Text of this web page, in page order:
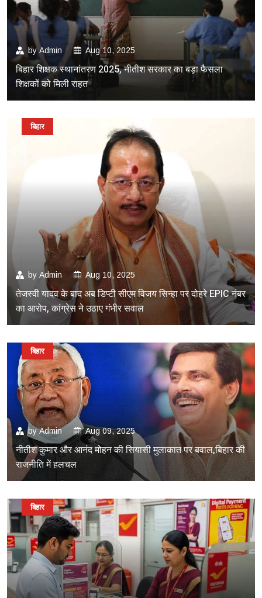
byAdmin Aug 10, 2025
बिहार शिक्षक स्थानांतरण 2025, नीतीश सरकार का बड़ा फैसला
शिक्षकों को मिली राहत
by Admin Aug 10, 2025
तेजस्वी यादव के बाद अब डिप्टी सीएम विजय सिन्हा पर दोहरे EPIC नंबर
का आरोप, कांग्रेस ने उठाए गंभीर सवाल
बिहार
byAdmin Aug 09, 2025
नीतीश कुमार और आनंद मोहन की सियासी मुलाकात पर बवाल,बिहार की
राजनीति में हलचल
बिहार
बिहार